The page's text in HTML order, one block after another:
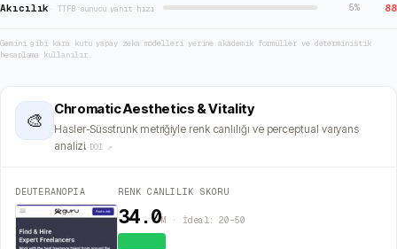
Akıcılık ·TTFB sunucu yanıt hızı 5% 88
Gemini gibi kara kutu yapay zeka modelleri yerine akademik formüller ve deterministik
hesaplama kullanılır.
🎨
Chromatic Aesthetics & Vitality
Hasler-Süsstrunk metriğiyle renk canlılığı ve perceptual varyans
analizi. DOI ↗
DEUTERANOPIA RENK CANLILIK SKORU
34.0M · İdeal: 20–50